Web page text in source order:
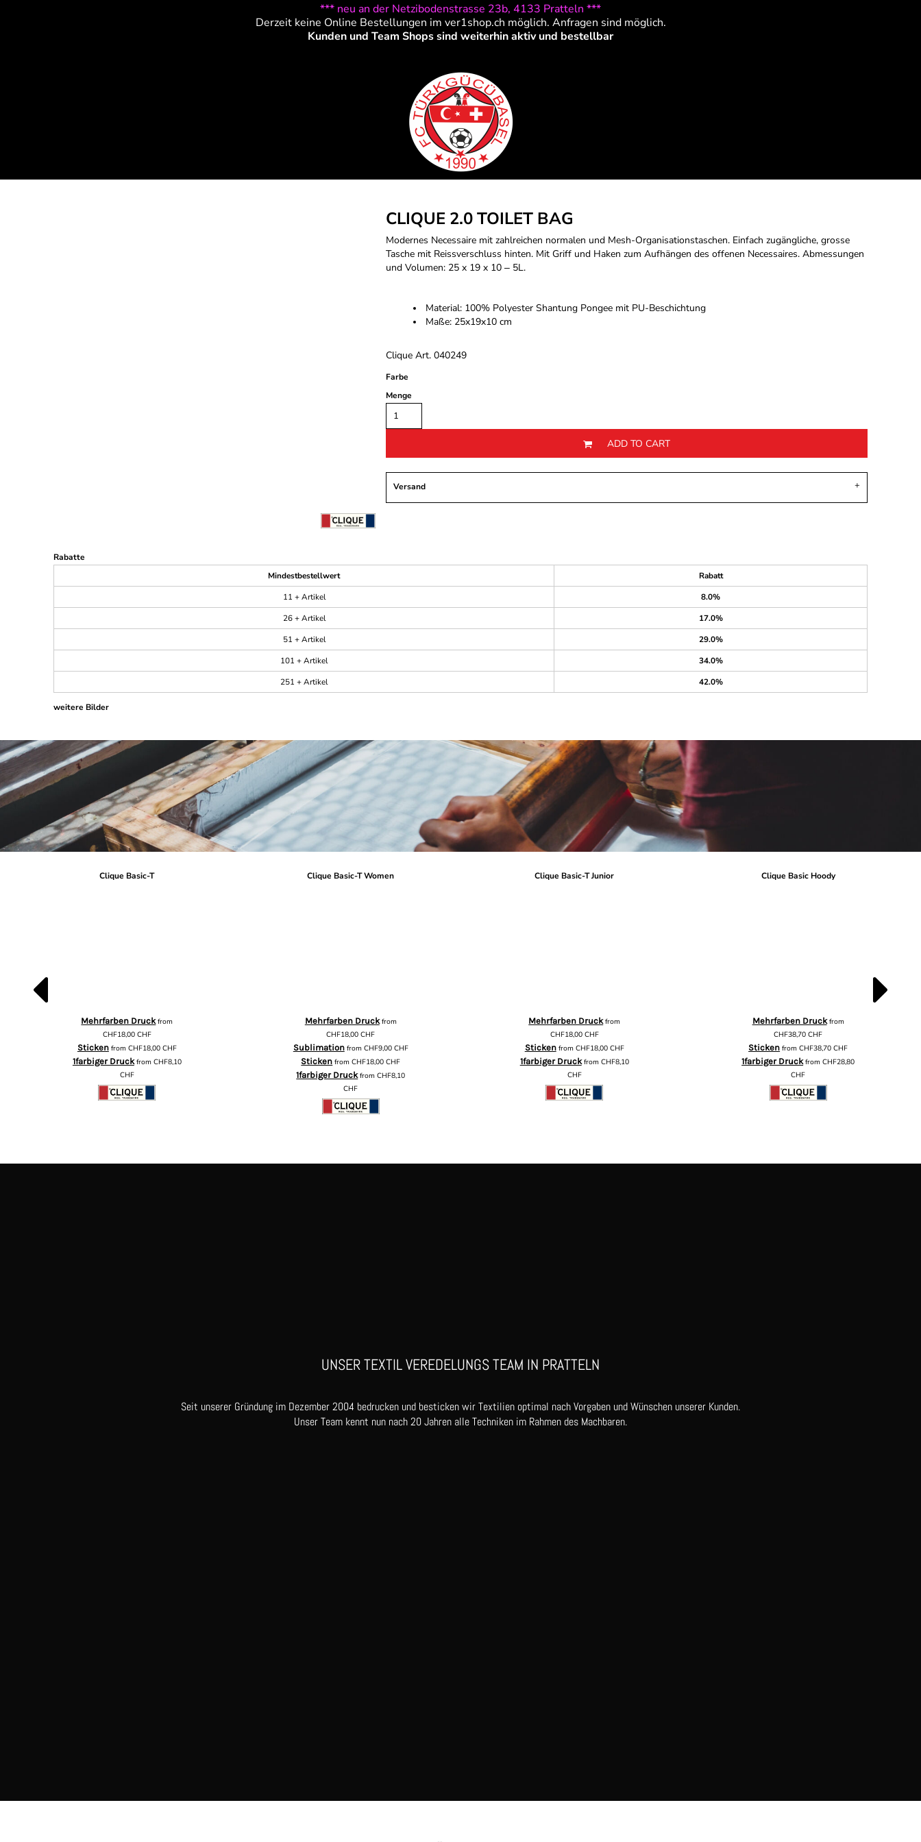
*** neu an der Netzibodenstrasse 23b, 4133 Pratteln ***
Derzeit keine Online Bestellungen im ver1shop.ch möglich. Anfragen sind möglich.
Kunden und Team Shops sind weiterhin aktiv und bestellbar
CLIQUE 2.0 TOILET BAG
Modernes Necessaire mit zahlreichen normalen und Mesh-Organisationstaschen. Einfach zugängliche, grosse
Tasche mit Reissverschluss hinten. Mit Griff und Haken zum Aufhängen des offenen Necessaires. Abmessungen
und Volumen: 25 x 19 x 10 ‒ 5L.
Material: 100% Polyester Shantung Pongee mit PU-Beschichtung
Maße: 25x19x10 cm
Clique Art. 040249
Farbe
Menge
ADD TO CART
Versand
Rabatte
Mindestbestellwert
Rabatt
11 + Artikel
8.0%
26 + Artikel
17.0%
51 + Artikel
29.0%
101 + Artikel
34.0%
251 + Artikel
42.0%
weitere Bilder
Clique Basic-T
Mehrfarben Druckfrom
CHF18,00 CHF
Stickenfrom CHF18,00 CHF
1farbiger Druckfrom CHF8,10
CHF
Clique Basic-T Women
Mehrfarben Druckfrom
CHF18,00CHF
Sublimationfrom CHF9,00 CHF
Sticken fromCHF18,00CHF
1farbiger DruckfromCHF8,10
CHF
Clique Basic-T Junior
Mehrfarben Druckfrom
CHF18,00 CHF
Stickenfrom CHF18,00 CHF
1farbiger Druckfrom CHF8,10
CHF
Clique Basic Hoody
Mehrfarben Druckfrom
CHF38,70CHF
Sticken fromCHF38,70CHF
1farbiger DruckfromCHF28,80
CHF
UNSER TEXTIL VEREDELUNGS TEAM IN PRATTELN
Seit unserer Gründung im Dezember 2004 bedrucken und besticken wir Textilien optimal nach Vorgaben und Wünschen unserer Kunden.
Unser Team kennt nun nach 20 Jahren alle Techniken im Rahmen des Machbaren.